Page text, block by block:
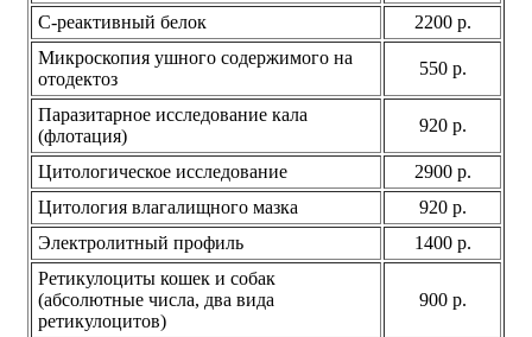
С-реактивный белок
2200 р.
Микроскопия ушного содержимого на
отодектоз
550 р.
Паразитарное исследование кала
(флотация)
920 р.
Цитологическое исследование
2900 р.
Цитология влагалищного мазка
920 р.
Электролитный профиль
1400 р.
Ретикулоциты кошек и собак
(абсолютные числа, два вида
ретикулоцитов)
900 р.